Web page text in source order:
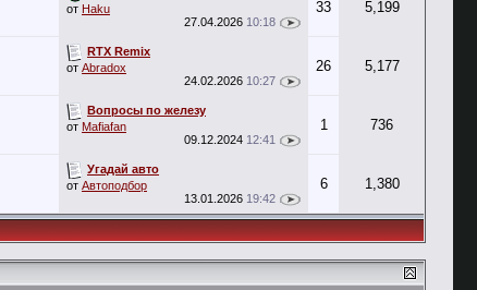
от Haku
27.04.2026 10:18
33 5,199
RTX Remix
от Abradox
24.02.2026 10:27
26 5,177
Вопросы по железу
от Mafiafan
09.12.2024 12:41
1 736
Угадай авто
от Автоподбор
13.01.2026 19:42
6 1,380